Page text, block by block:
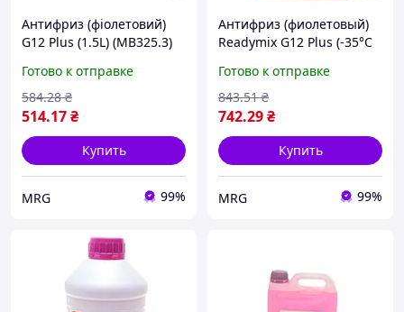
Антифриз (фіолетовий)
G12 Plus (1.5L) (MB325.3)
Готово к отправке
514.17₴
584.28 ₴
Купить
MRG 99%
Антифриз (фиолетовый)
Readymix G12 Plus (-35°C
Готово к отправке
742.29₴
843.51 ₴
Купить
MRG 99%